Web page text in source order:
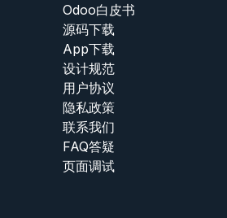
Odoo白皮书
源码下载
App下载
设计规范
用户协议
‎隐私政策‎
联系我们
FAQ答疑
页面调试